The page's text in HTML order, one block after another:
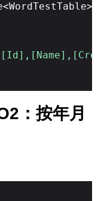
：按年月